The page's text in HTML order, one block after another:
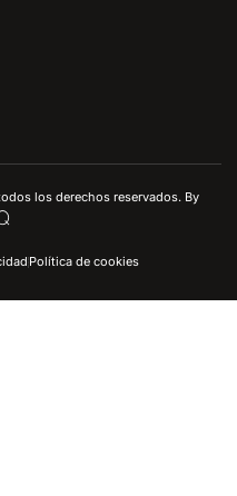
los derechos reservados. By
Política de cookies